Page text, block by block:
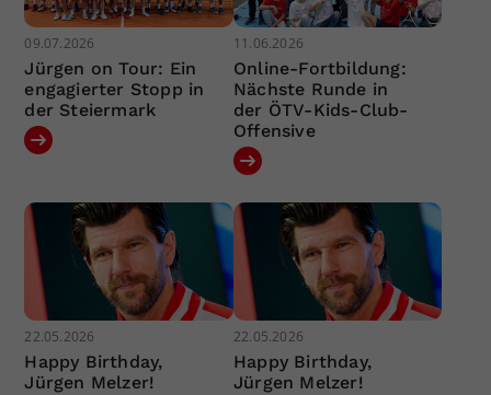
09.07.2026
Jürgen on Tour: Ein
engagierter Stopp in
der Steiermark
11.06.2026
Online-Fortbildung:
Nächste Runde in
der ÖTV-Kids-Club-
Offensive
22.05.2026
Happy Birthday,
Jürgen Melzer!
22.05.2026
Happy Birthday,
Jürgen Melzer!